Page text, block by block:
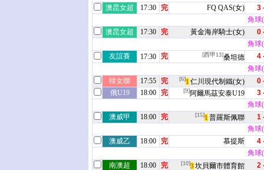
澳昆女超
17:30 完 FQ QAS(女)
3
角球
澳昆女超
17:30 完 黃金海岸騎士(女)
0
角球
友誼賽
17:30 完 [西甲13]桑坦德
4
角球
韓女聯
17:55 完 [6]1 仁川現代制鐵(女)
0
俄U19
18:00 完 [9]阿爾馬茲安泰U19
3
角球
澳威甲
18:00 完 [15]1 普羅斯佩聯
1
角球
澳威乙
18:00 完 慕提斯
4
角球
南澳超
18:00 完 [10]3 坎貝爾市體育館
2